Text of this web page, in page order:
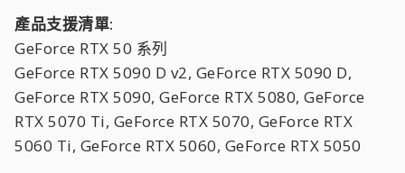
產品支援清單:
GeForce RTX 50 系列
GeForce RTX 5090 D v2, GeForce RTX 5090 D,
GeForce RTX 5090, GeForce RTX 5080, GeForce
RTX 5070 Ti, GeForce RTX 5070, GeForce RTX
5060 Ti, GeForce RTX 5060, GeForce RTX 5050